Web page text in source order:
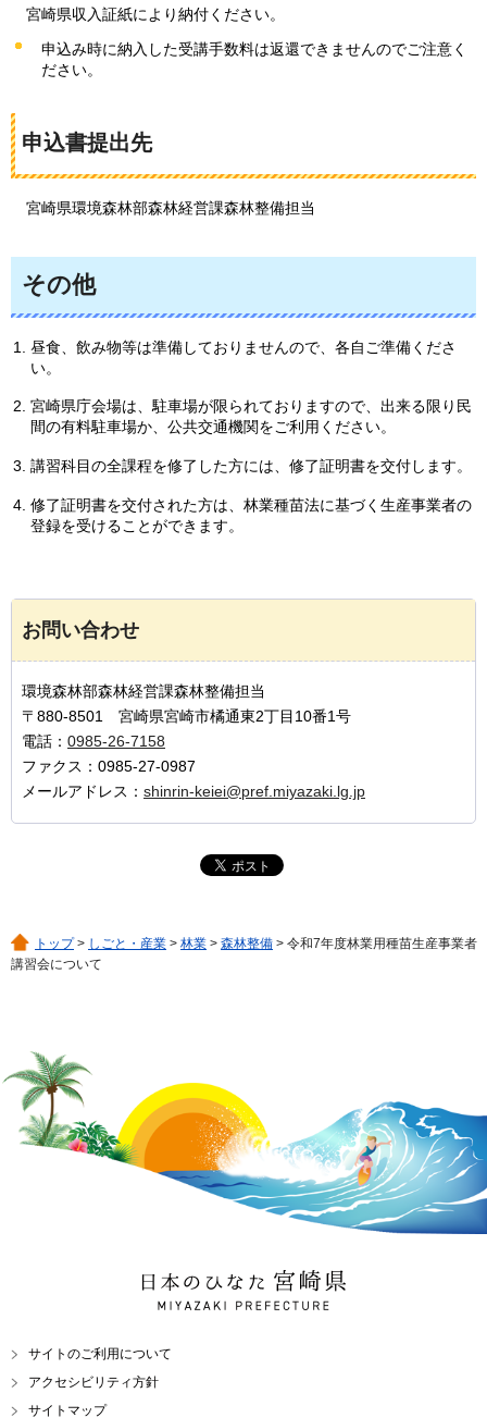
宮崎県収入証紙により納付ください。
申込み時に納入した受講手数料は返還できませんのでご注意く
ださい。
申込書提出先
宮崎県環境森林部森林経営課森林整備担当
その他
昼食、飲み物等は準備しておりませんので、各自ご準備くださ
い。
宮崎県庁会場は、駐車場が限られておりますので、出来る限り民
間の有料駐車場か、公共交通機関をご利用ください。
講習科目の全課程を修了した方には、修了証明書を交付します。
修了証明書を交付された方は、林業種苗法に基づく生産事業者の
登録を受けることができます。
お問い合わせ
環境森林部森林経営課森林整備担当
〒880-8501 宮崎県宮崎市橘通東2丁目10番1号
電話： 0985-26-7158
ファクス：0985-27-0987
メールアドレス： shinrin-keiei@pref.miyazaki.lg.jp
トップ> しごと・産業 > 林業 > 森林整備 > 令和7年度林業用種苗生産事業者
講習会について
日本のひなた 宮崎県
MIYAZAKI PREFECTURE
サイトのご利用について
アクセシビリティ方針
サイトマップ